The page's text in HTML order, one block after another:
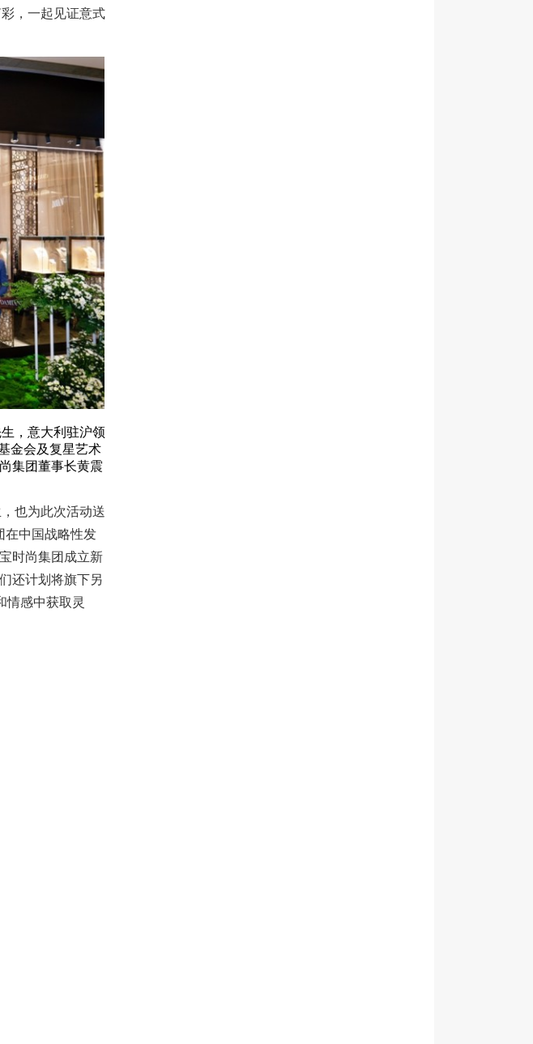
，一起见证意式
，意大利驻沪领
金会及复星艺术
集团董事长黄震
也为此次活动送
在中国战略性发
时尚集团成立新
还计划将旗下另
情感中获取灵